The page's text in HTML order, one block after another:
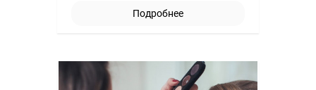
Подробнее